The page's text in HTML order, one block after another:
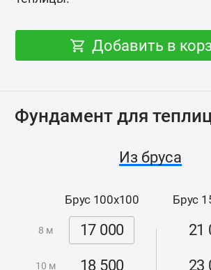
С обеих сторон теплицы
самооткрывающиеся (в
температуры) автоматические
В качестве покрытия теплицы
«ЗаводТеплиц.ру» толщиной от 4
эффективной защитой листа от
(UV-защита) как на поверхности
массе.
Добавить в
Фундамент для
Из бруса
Брус 100x100
8 м 17 000
10 м 18 500
Брус
21
23